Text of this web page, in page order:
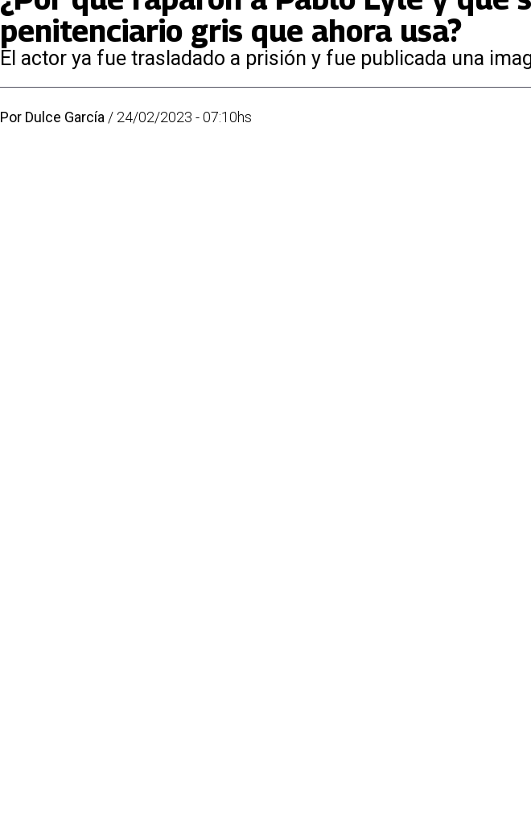
penitenciario gris que ahora usa?
El actor ya fue trasladado a prisión y fue publicada una
Por Dulce García / 24/02/2023 - 07:10hs